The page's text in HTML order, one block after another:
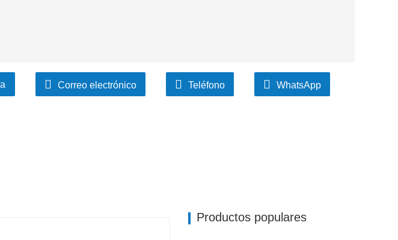
Correo electrónico Teléfono WhatsApp
Productos populares